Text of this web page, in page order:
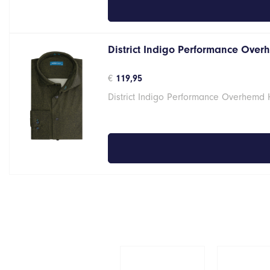
District Indigo Performance
€ 119,95
District Indigo Performance